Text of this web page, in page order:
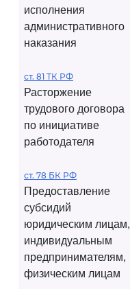
исполнения
административного
наказания
ст. 81 ТК РФ
Расторжение
трудового договора
по инициативе
работодателя
ст. 78 БК РФ
Предоставление
субсидий
юридическим лицам,
индивидуальным
предпринимателям,
физическим лицам